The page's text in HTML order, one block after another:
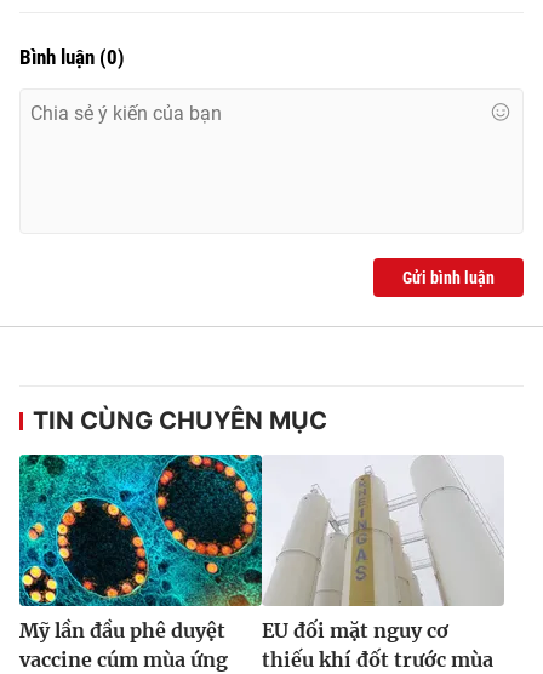
Bình luận (0)
Gửi bình luận
TIN CÙNG CHUYÊN MỤC
Mỹ lần đầu phê duyệt
vaccine cúm mùa ứng
EU đối mặt nguy cơ
thiếu khí đốt trước mùa